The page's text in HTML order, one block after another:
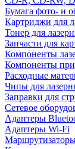
Бумага фото- и
Картриджи для
Тонер для
Запчасти для
Компоненты
Компоненты
Расходные
Чипы для
Заправки для
Сетевое
Адаптеры
Адаптеры Wi-Fi